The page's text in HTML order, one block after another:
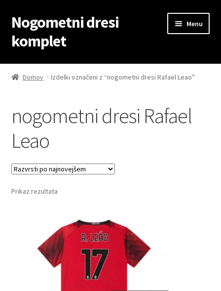
Skip
to
navigation
Skip
to
content
Nogometni dresi
komplet
Menu
Domov
Kontaktiraj nas
Košarica
Moj račun
Trgovina
Domov Izdelki označeni z “nogometni dresi Rafael Leao”
nogometni dresi Rafael
Leao
Prikaz rezultata